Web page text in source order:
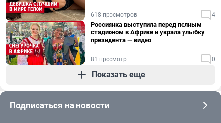
618 просмотров 4
Россиянка выступила перед полным
стадионом в Африке и украла улыбку
президента — видео
81 просмотр 0
Показать еще
Подписаться на новости